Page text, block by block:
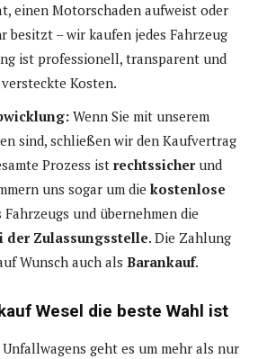
einen Motorschaden aufweist oder
besitzt – wir kaufen jedes Fahrzeug
ist professionell, transparent und
Kosten.
Wenn Sie mit unserem
sind, schließen wir den Kaufvertrag
Prozess ist rechtssicherund
uns sogar um die kostenlose
Fahrzeugs und übernehmen die
der Zulassungsstelle. Die Zahlung
Wunsch auch als Barankauf.
Wesel die beste Wahl ist
geht es um mehr als nur